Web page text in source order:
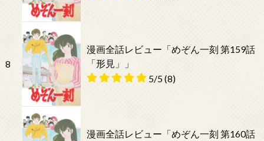
8
漫画全話レビュー「めぞん一刻 第159話
「形見」」
5/5(8)
漫画全話レビュー「めぞん一刻 第160話